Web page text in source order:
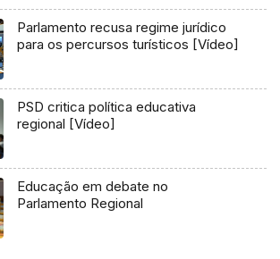
Parlamento recusa regime jurídico
para os percursos turísticos [Vídeo]
PSD critica política educativa
regional [Vídeo]
Educação em debate no
Parlamento Regional